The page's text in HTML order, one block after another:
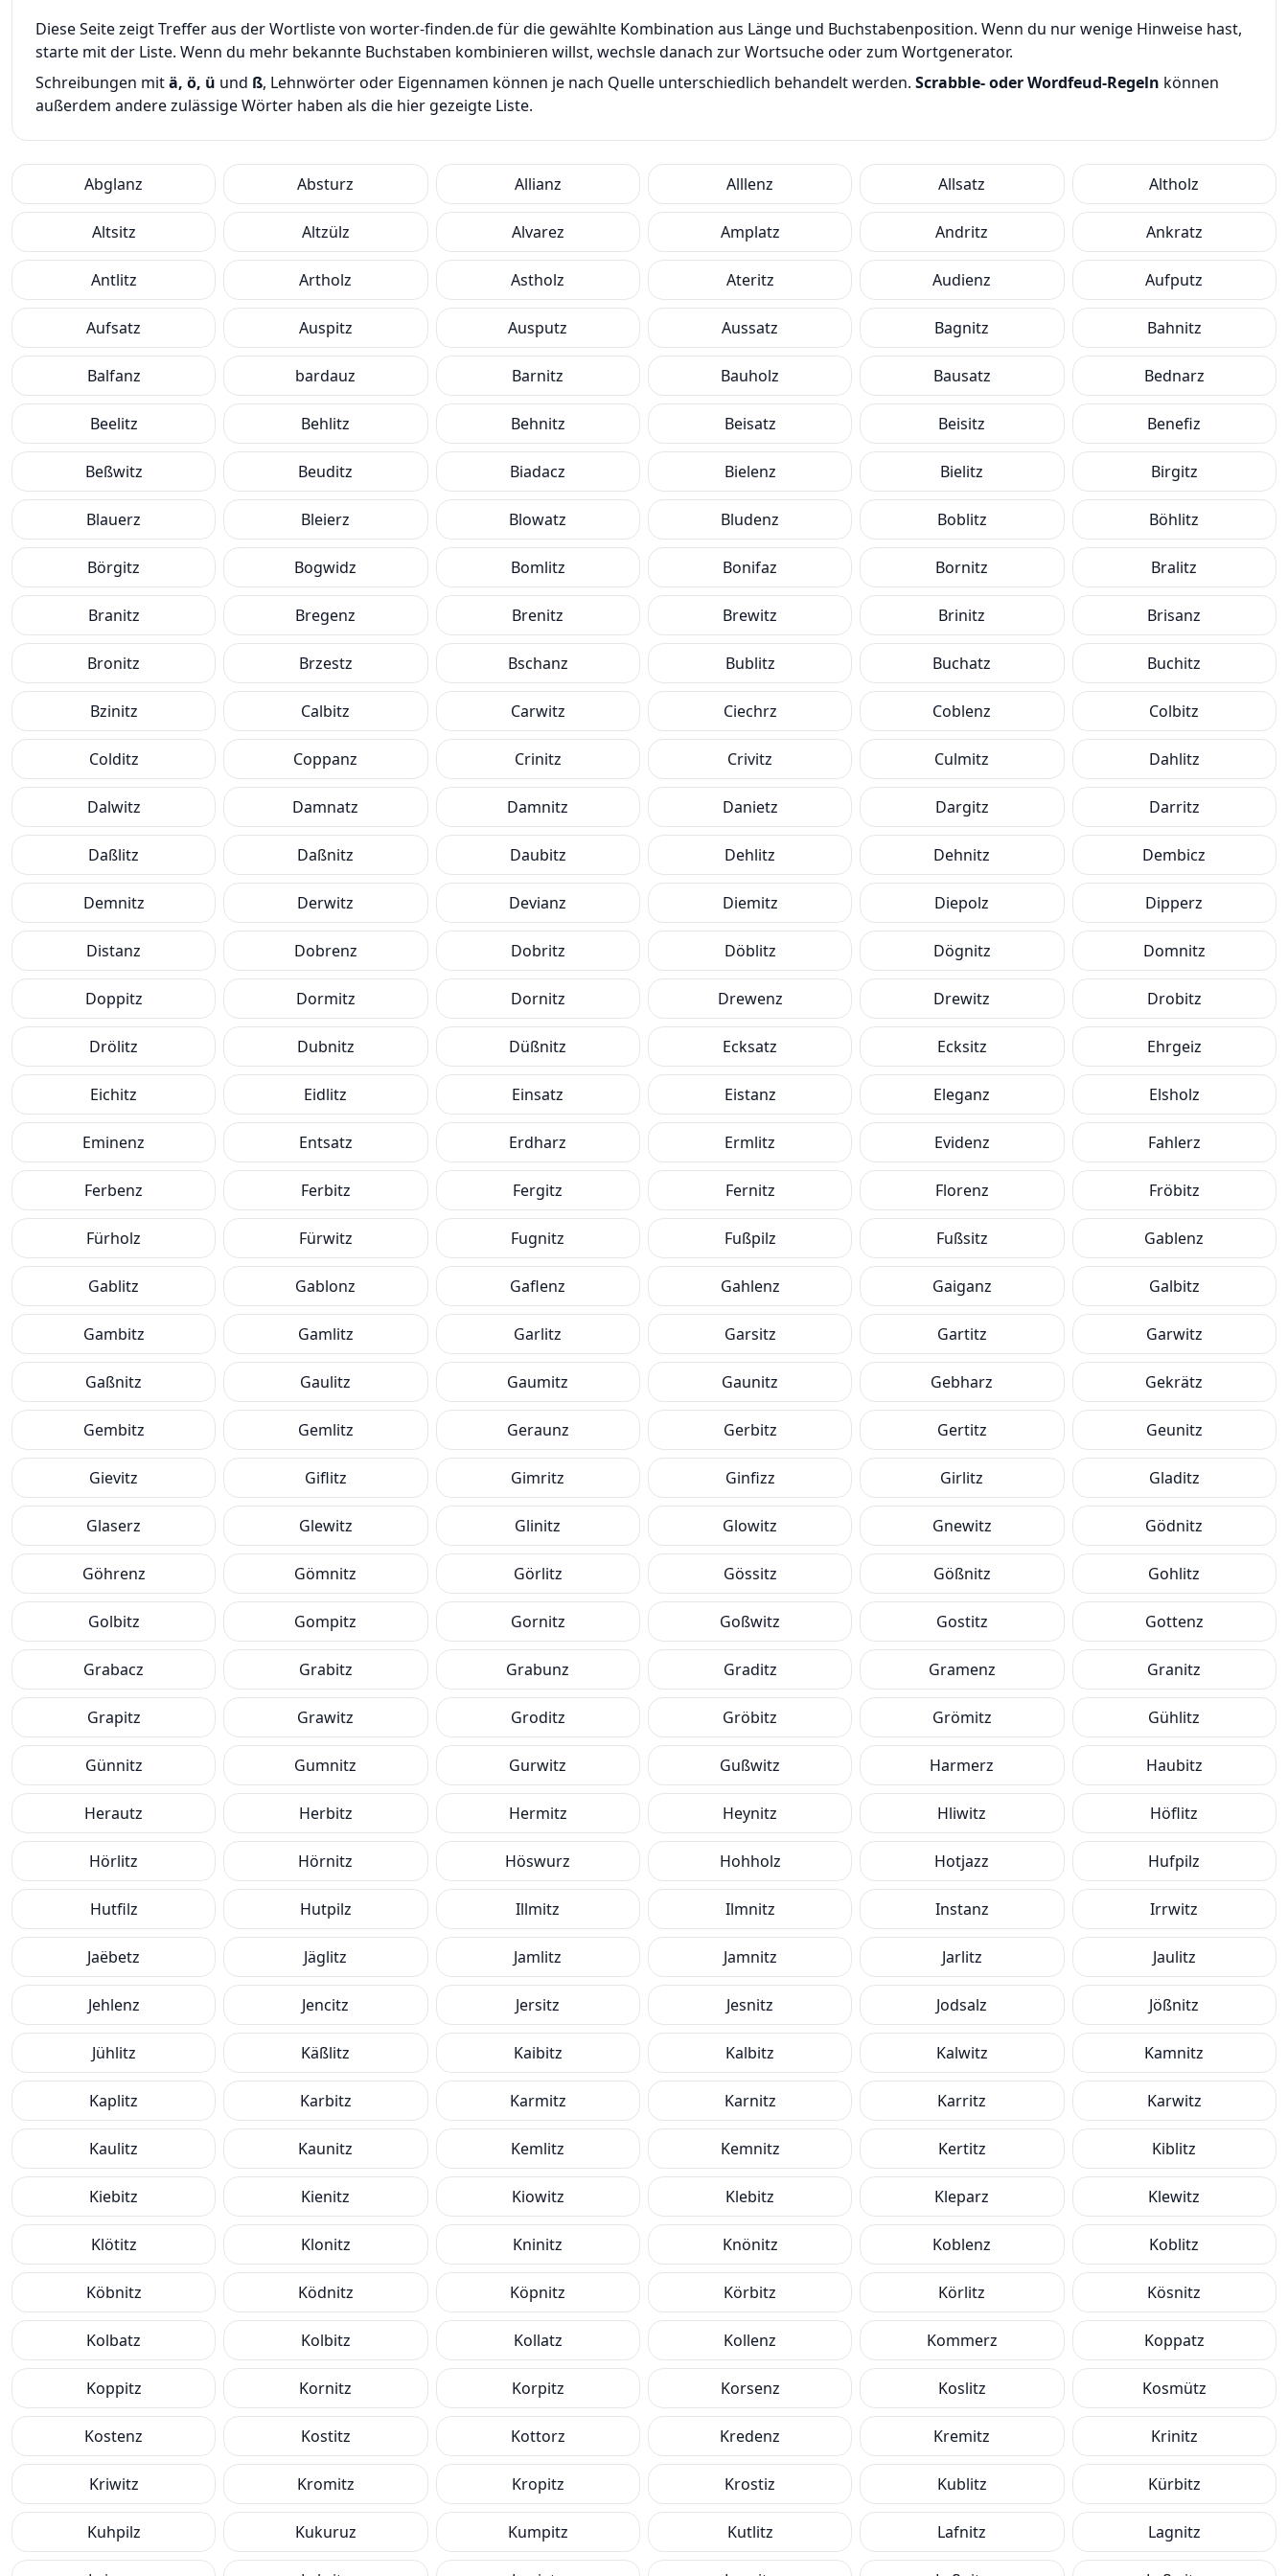
Diese Seite zeigt Treffer aus der Wortliste von worter-finden.de für die gewählte Kombination aus Länge und Buchstabenposition. Wenn du nur wenige Hinweise hast,
starte mit der Liste. Wenn du mehr bekannte Buchstaben kombinieren willst, wechsle danach zur Wortsuche oder zum Wortgenerator.
Schreibungen mitä, ö, ü und ß, Lehnwörter oder Eigennamen können je nach Quelle unterschiedlich behandelt werden. Scrabble- oder Wordfeud-Regeln können
außerdem andere zulässige Wörter haben als die hier gezeigte Liste.
Abglanz Absturz Allianz Alllenz Allsatz Altholz
Altsitz Altzülz Alvarez Amplatz Andritz Ankratz
Antlitz Artholz Astholz Ateritz Audienz Aufputz
Aufsatz Auspitz Ausputz Aussatz Bagnitz Bahnitz
Balfanz bardauz Barnitz Bauholz Bausatz Bednarz
Beelitz Behlitz Behnitz Beisatz Beisitz Benefiz
Beßwitz Beuditz Biadacz Bielenz Bielitz Birgitz
Blauerz Bleierz Blowatz Bludenz Boblitz Böhlitz
Börgitz Bogwidz Bomlitz Bonifaz Bornitz Bralitz
Branitz Bregenz Brenitz Brewitz Brinitz Brisanz
Bronitz Brzestz Bschanz Bublitz Buchatz Buchitz
Bzinitz Calbitz Carwitz Ciechrz Coblenz Colbitz
Colditz Coppanz Crinitz Crivitz Culmitz Dahlitz
Dalwitz Damnatz Damnitz Danietz Dargitz Darritz
Daßlitz Daßnitz Daubitz Dehlitz Dehnitz Dembicz
Demnitz Derwitz Devianz Diemitz Diepolz Dipperz
Distanz Dobrenz Dobritz Döblitz Dögnitz Domnitz
Doppitz Dormitz Dornitz Drewenz Drewitz Drobitz
Drölitz Dubnitz Düßnitz Ecksatz Ecksitz Ehrgeiz
Eichitz Eidlitz Einsatz Eistanz Eleganz Elsholz
Eminenz Entsatz Erdharz Ermlitz Evidenz Fahlerz
Ferbenz Ferbitz Fergitz Fernitz Florenz Fröbitz
Fürholz Fürwitz Fugnitz Fußpilz Fußsitz Gablenz
Gablitz Gablonz Gaflenz Gahlenz Gaiganz Galbitz
Gambitz Gamlitz Garlitz Garsitz Gartitz Garwitz
Gaßnitz Gaulitz Gaumitz Gaunitz Gebharz Gekrätz
Gembitz Gemlitz Geraunz Gerbitz Gertitz Geunitz
Gievitz Giflitz Gimritz Ginfizz Girlitz Gladitz
Glaserz Glewitz Glinitz Glowitz Gnewitz Gödnitz
Göhrenz Gömnitz Görlitz Gössitz Gößnitz Gohlitz
Golbitz Gompitz Gornitz Goßwitz Gostitz Gottenz
Grabacz Grabitz Grabunz Graditz Gramenz Granitz
Grapitz Grawitz Groditz Gröbitz Grömitz Gühlitz
Günnitz Gumnitz Gurwitz Gußwitz Harmerz Haubitz
Herautz Herbitz Hermitz Heynitz Hliwitz Höflitz
Hörlitz Hörnitz Höswurz Hohholz Hotjazz Hufpilz
Hutfilz Hutpilz Illmitz Ilmnitz Instanz Irrwitz
Jaëbetz Jäglitz Jamlitz Jamnitz Jarlitz Jaulitz
Jehlenz Jencitz Jersitz Jesnitz Jodsalz Jößnitz
Jühlitz Käßlitz Kaibitz Kalbitz Kalwitz Kamnitz
Kaplitz Karbitz Karmitz Karnitz Karritz Karwitz
Kaulitz Kaunitz Kemlitz Kemnitz Kertitz Kiblitz
Kiebitz Kienitz Kiowitz Klebitz Kleparz Klewitz
Klötitz Klonitz Kninitz Knönitz Koblenz Koblitz
Köbnitz Ködnitz Köpnitz Körbitz Körlitz Kösnitz
Kolbatz Kolbitz Kollatz Kollenz Kommerz Koppatz
Koppitz Kornitz Korpitz Korsenz Koslitz Kosmütz
Kostenz Kostitz Kottorz Kredenz Kremitz Krinitz
Kriwitz Kromitz Kropitz Krostiz Kublitz Kürbitz
Kuhpilz Kukuruz Kumpitz Kutlitz Lafnitz Lagnitz